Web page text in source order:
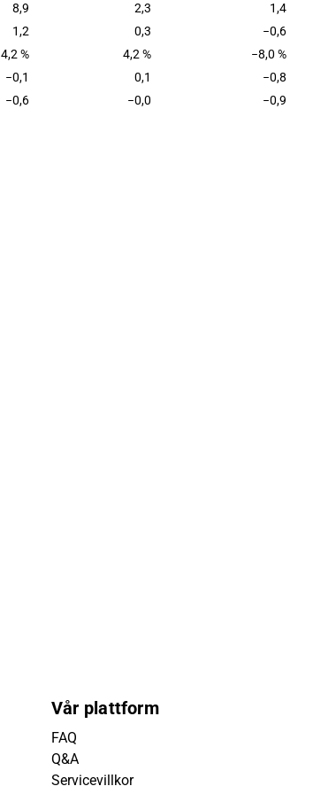
8,9 2,3
1,4
1,2 0,3
−0,6
4,2 % 4,2 %
−8,0 %
−0,1 0,1
−0,8
−0,6 −0,0 −0,9
Vår plattform
FAQ
Q&A
Servicevillkor